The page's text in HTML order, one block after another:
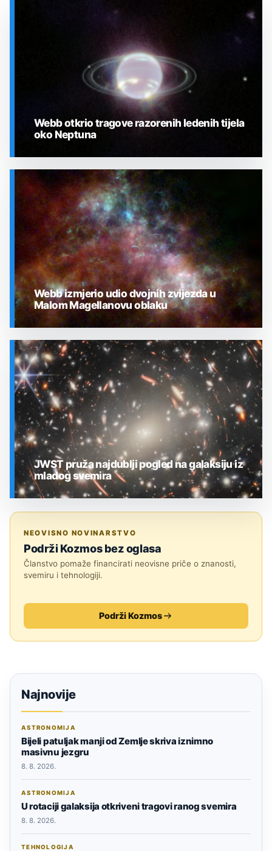
SVEMIR
Webb otkrio tragove razorenih ledenih tijela
oko Neptuna
SVEMIR
Webb izmjerio udio dvojnih zvijezda u
Malom Magellanovu oblaku
JWST pruža najdublji pogled na galaksiju iz
mladog svemira
NEOVISNO NOVINARSTVO
Podrži Kozmos bez oglasa
Članstvo pomaže financirati neovisne priče o znanosti,
svemiru i tehnologiji.
Podrži Kozmos
Najnovije
ASTRONOMIJA
Bijeli patuljak manji od Zemlje skriva iznimno
masivnu jezgru
8. 8. 2026.
ASTRONOMIJA
U rotaciji galaksija otkriveni tragovi ranog svemira
8. 8. 2026.
TEHNOLOGIJA